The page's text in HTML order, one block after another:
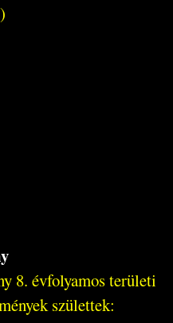
8. évfolyamos területi
születtek: